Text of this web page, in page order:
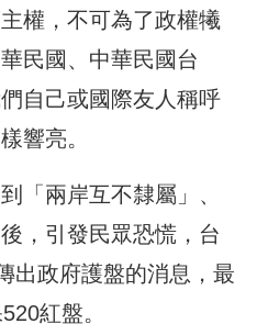
權，不可為了政權犧
民國、中華民國台
自己或國際友人稱呼
響亮。
「兩岸互不隸屬」、
，引發民眾恐慌，台
出政府護盤的消息，最
紅盤。